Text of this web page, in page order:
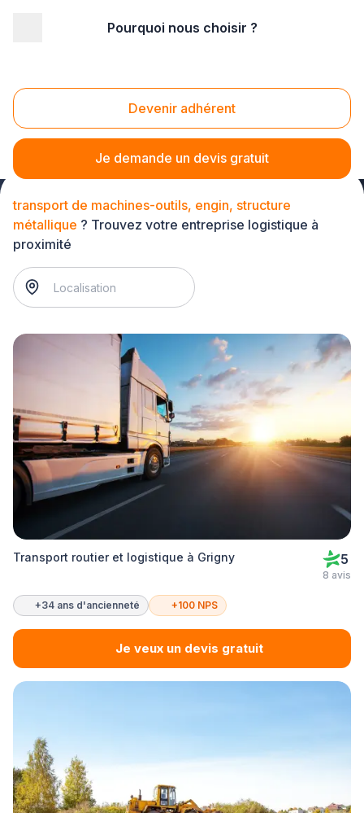
Pourquoi nous choisir ?
Devenir adhérent
Je demande un devis gratuit
Transport de machines-outils, engin, structure
métallique
transport de machines-outils, engin, structure
métallique ? Trouvez votre entreprise logistique à
proximité
Transport routier et logistique à Grigny 5
8 avis
+34 ans d'ancienneté +100 NPS
Je veux un devis gratuit